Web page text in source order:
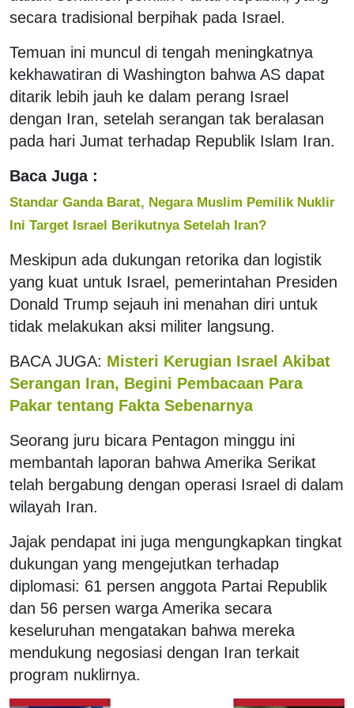
secara tradisional berpihak pada Israel.
Temuan ini muncul di tengah meningkatnya
kekhawatiran di Washington bahwa AS dapat
ditarik lebih jauh ke dalam perang Israel
dengan Iran, setelah serangan tak beralasan
pada hari Jumat terhadap Republik Islam Iran.
Baca Juga :
Standar Ganda Barat, Negara Muslim Pemilik Nuklir
Ini Target Israel Berikutnya Setelah Iran?
Meskipun ada dukungan retorika dan logistik
yang kuat untuk Israel, pemerintahan Presiden
Donald Trump sejauh ini menahan diri untuk
tidak melakukan aksi militer langsung.
BACA JUGA: Misteri Kerugian Israel Akibat
Serangan Iran, Begini Pembacaan Para
Pakar tentang Fakta Sebenarnya
Seorang juru bicara Pentagon minggu ini
membantah laporan bahwa Amerika Serikat
telah bergabung dengan operasi Israel di dalam
wilayah Iran.
Jajak pendapat ini juga mengungkapkan tingkat
dukungan yang mengejutkan terhadap
diplomasi: 61 persen anggota Partai Republik
dan 56 persen warga Amerika secara
keseluruhan mengatakan bahwa mereka
mendukung negosiasi dengan Iran terkait
program nuklirnya.